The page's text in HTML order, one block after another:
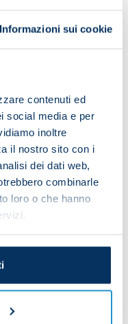
Informazioni sui cookie
contenuti ed
social media e per
inoltre
il nostro sito con i
dei dati web,
combinarle
loro o che hanno
Headed goals
17
16
15
13
13